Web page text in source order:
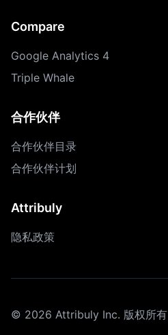
Compare
Google Analytics 4
Triple Whale
合作伙伴
合作伙伴目录
合作伙伴计划
Attribuly
隐私政策
© 2026 Attribuly Inc. 版权所有